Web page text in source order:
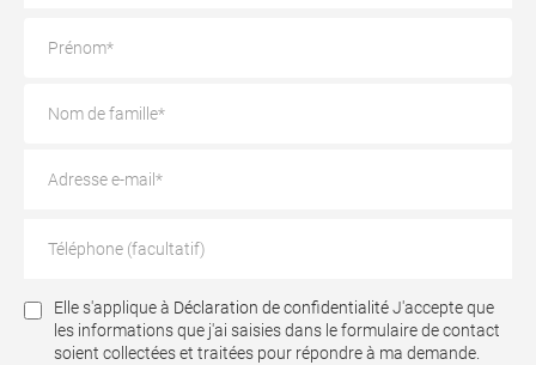
Elle s'applique à Déclaration de confidentialitéJ'accepte que
les informations que j'ai saisies dans le formulaire de contact
soient collectées et traitées pour répondre à ma demande.